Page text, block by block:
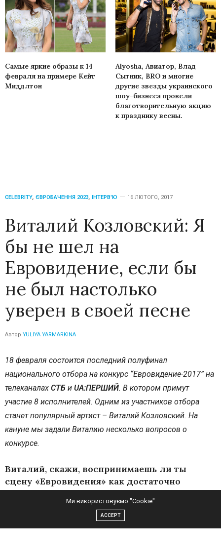
Самые яркие образы к 14
февраля на примере Кейт
Миддлтон
Alyosha, Авиатор, Влад
Сытник, BRO и многие
другие звезды украинского
шоу-бизнеса провели
благотворительную акцию
к празднику весны.
CELEBRITY, ЄВРОБАЧЕННЯ 2023, ІНТЕРВ'Ю 16 ЛЮТОГО, 2017
Виталий Козловский: Я
бы не шел на
Евровидение, если бы
не был настолько
уверен в своей песне
Автор YULIYA YARMARKINA
18 февраля состоится последний полуфинал
национального отбора на конкурс “Евровидение-2017” на
телеканалах СТБ и UA:ПЕРШИЙ. В котором примут
участие 8 исполнителей. Одним из участников отбора
станет популярный артист – Виталий Козловский. На
кануне мы задали Виталию несколько вопросов о
конкурсе.
Виталий, скажи, воспринимаешь ли ты
сцену «Евровидения» как достаточно
сильную платформу для старта
(продвижения) карьеры? Или участие в
отборе (потенциально – в самом финале
конкурса) для тебя — разовая акция?
Ми використовуємо "Cookie"
ACCEPT